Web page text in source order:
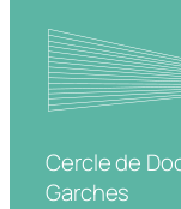
Cercle de
Garches